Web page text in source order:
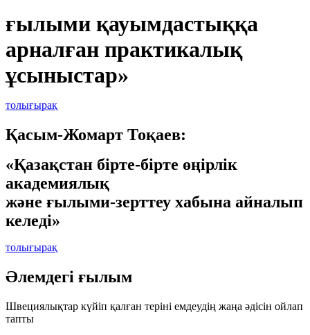
ғылыми қауымдастыққа
арналған практикалық
ұсыныстар»
толығырақ
Қасым-Жомарт Тоқаев:
«Қазақстан бірте-бірте өңірлік
академиялық
және ғылыми-зерттеу хабына айналып
келеді»
толығырақ
Әлемдегі ғылым
Швециялықтар күйіп қалған теріні емдеудің жаңа әдісін ойлап
тапты